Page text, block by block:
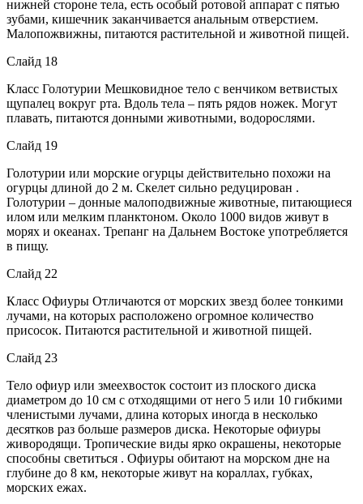
нижней стороне тела, есть особый ротовой аппарат с пятью
зубами, кишечник заканчивается анальным отверстием.
Малопожвижны, питаются растительной и животной пищей.
Слайд 18
Класс Голотурии Мешковидное тело с венчиком ветвистых
щупалец вокруг рта. Вдоль тела – пять рядов ножек. Могут
плавать, питаются донными животными, водорослями.
Слайд 19
Голотурии или морские огурцы действительно похожи на
огурцы длиной до 2 м. Скелет сильно редуцирован .
Голотурии – донные малоподвижные животные, питающиеся
илом или мелким планктоном. Около 1000 видов живут в
морях и океанах. Трепанг на Дальнем Востоке употребляется
в пищу.
Слайд 22
Класс Офиуры Отличаются от морских звезд более тонкими
лучами, на которых расположено огромное количество
присосок. Питаются растительной и животной пищей.
Слайд 23
Тело офиур или змеехвосток состоит из плоского диска
диаметром до 10 см с отходящими от него 5 или 10 гибкими
членистыми лучами, длина которых иногда в несколько
десятков раз больше размеров диска. Некоторые офиуры
живородящи. Тропические виды ярко окрашены, некоторые
способны светиться . Офиуры обитают на морском дне на
глубине до 8 км, некоторые живут на кораллах, губках,
морских ежах.